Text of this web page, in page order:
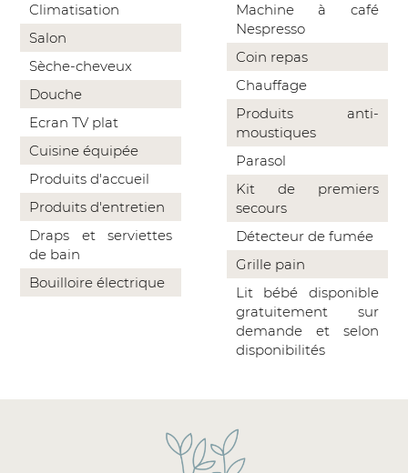
Climatisation
Salon
Sèche-cheveux
Douche
Ecran TV plat
Cuisine équipée
Produits d'accueil
Produits d'entretien
Draps et serviettes
de bain
Bouilloire électrique
Machine à café
Nespresso
Coin repas
Chauffage
Produits anti-
moustiques
Parasol
Kit de premiers
secours
Détecteur de fumée
Grille pain
Lit bébé disponible
gratuitement sur
demande et selon
disponibilités